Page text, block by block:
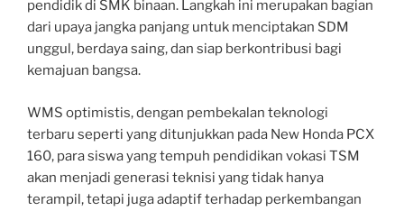
pendidik di SMK binaan. Langkah ini merupakan bagian
dari upaya jangka panjang untuk menciptakan SDM
unggul, berdaya saing, dan siap berkontribusi bagi
kemajuan bangsa.
WMS optimistis, dengan pembekalan teknologi
terbaru seperti yang ditunjukkan pada New Honda PCX
160, para siswa yang tempuh pendidikan vokasi TSM
akan menjadi generasi teknisi yang tidak hanya
terampil, tetapi juga adaptif terhadap perkembangan